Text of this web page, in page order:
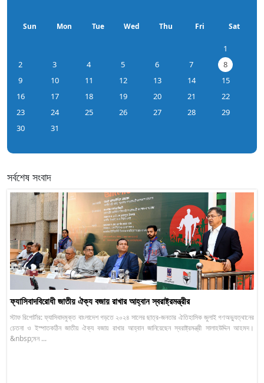
Sun Mon Tue Wed Thu Fri Sat
1
2
3 4 5 6 7
8
9
10 11 12 13 14
15
16
17 18 19 20 21
22
23
24 25 26 27 28
29
30
31
সর্বশেষ সংবাদ
ফ্যাসিবাদবিরোধী জাতীয় ঐক্য বজায় রাখার আহ্বান স্বরাষ্ট্রমন্ত্রীর
স্টাফ রিপোর্টার: ফ্যাসিবাদমুক্ত বাংলাদেশ গড়তে ২০২৪ সালের ছাত্র-জনতার ঐতিহাসিক জুলাই গণঅভ্যুত্থানের
চেতনা ও ইস্পাতকঠিন জাতীয় ঐক্য বজায় রাখার আহ্বান জানিয়েছেন স্বরাষ্ট্রমন্ত্রী সালাহউদ্দিন আহমদ।
&nbsp;মন ...